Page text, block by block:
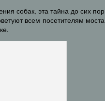
собак, эта тайна до сих пор
всем посетителям моста